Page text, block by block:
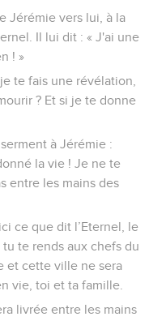
Jérémie vers lui, à la
Il lui dit : « J'ai une
! »
te fais une révélation,
? Et si je te donne
à Jérémie :
la vie ! Je ne te
entre les mains des
ce que dit l’Eternel, le
tu te rends aux chefs du
et cette ville ne sera
vie, toi et ta famille.
livrée entre les mains